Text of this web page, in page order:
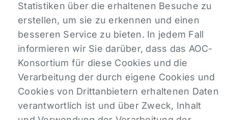
Statistiken über die erhaltenen Besuche zu
erstellen, um sie zu erkennen und einen
besseren Service zu bieten. In jedem Fall
informieren wir Sie darüber, dass das AOC-
Konsortium für diese Cookies und die
Verarbeitung der durch eigene Cookies und
Cookies von Drittanbietern erhaltenen Daten
verantwortlich ist und über Zweck, Inhalt